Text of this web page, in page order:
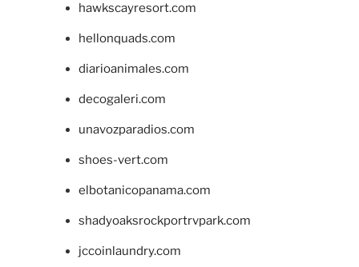
hawkscayresort.com
hellonquads.com
diarioanimales.com
decogaleri.com
unavozparadios.com
shoes-vert.com
elbotanicopanama.com
shadyoaksrockportrvpark.com
jccoinlaundry.com